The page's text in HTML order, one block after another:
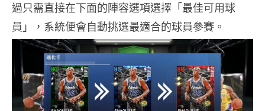
過只需直接在下面的陣容選項選擇「最佳可用球
員」，系統便會自動挑選最適合的球員參賽。